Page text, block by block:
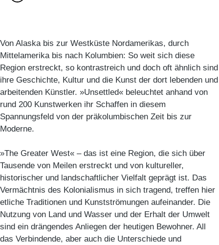
Von Alaska bis zur Westküste Nordamerikas, durch
Mittelamerika bis nach Kolumbien: So weit sich diese
Region erstreckt, so kontrastreich und doch oft ähnlich sind
ihre Geschichte, Kultur und die Kunst der dort lebenden und
arbeitenden Künstler. »Unsettled« beleuchtet anhand von
rund 200 Kunstwerken ihr Schaffen in diesem
Spannungsfeld von der präkolumbischen Zeit bis zur
Moderne.
»The Greater West« – das ist eine Region, die sich über
Tausende von Meilen erstreckt und von kultureller,
historischer und landschaftlicher Vielfalt geprägt ist. Das
Vermächtnis des Kolonialismus in sich tragend, treffen hier
etliche Traditionen und Kunstströmungen aufeinander. Die
Nutzung von Land und Wasser und der Erhalt der Umwelt
sind ein drängendes Anliegen der heutigen Bewohner. All
das Verbindende, aber auch die Unterschiede und